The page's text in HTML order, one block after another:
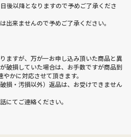
後以降となりますので予めご了承くださ
来ませんので予めご了承ください。
ますが、万が一お申し込み頂いた商品と異
破損していた場合は、お手数ですが商品到
かに対応させて頂きます。
損・汚損以外）返品は、お受けできません
にてご連絡ください。